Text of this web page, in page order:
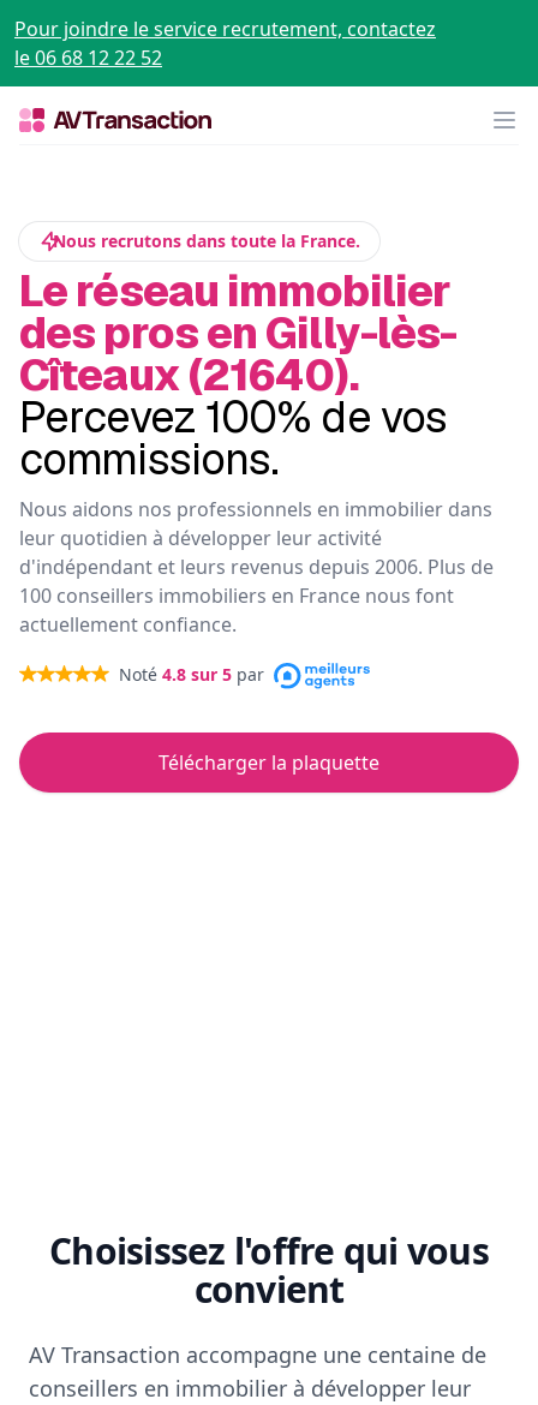
Pour joindre le service recrutement, contactez
le 06 68 12 22 52
Nous recrutons dans toute la France.
Le réseau immobilier
des pros en Gilly-lès-
Cîteaux (21640).
Percevez 100% de vos
commissions.
Nous aidons nos professionnels en immobilier dans
leur quotidien à développer leur activité
d'indépendant et leurs revenus depuis 2006. Plus de
100 conseillers immobiliers en France nous font
actuellement confiance.
Noté 4.8 sur 5 par
Télécharger la plaquette
Choisissez l'offre qui vous
convient
AV Transaction accompagne une centaine de
conseillers en immobilier à développer leur